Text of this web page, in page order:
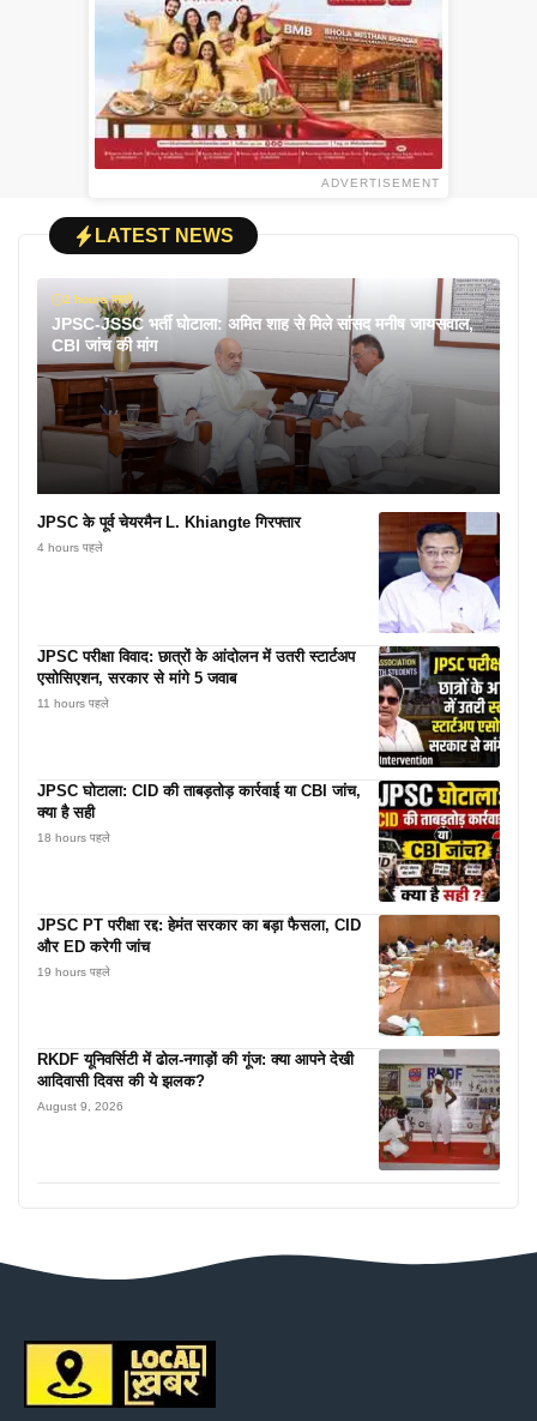
ADVERTISEMENT
LATEST NEWS
2 hours पहले
JPSC-JSSC भर्ती घोटाला: अमित शाह से मिले सांसद मनीष जायसवाल,
CBI जांच की मांग
JPSC के पूर्व चेयरमैन L. Khiangte गिरफ्तार
4 hours पहले
JPSC परीक्षा विवाद: छात्रों के आंदोलन में उतरी स्टार्टअप
एसोसिएशन, सरकार से मांगे 5 जवाब
11 hours पहले
JPSC घोटाला: CID की ताबड़तोड़ कार्रवाई या CBI जांच,
क्या है सही
18 hours पहले
JPSC PT परीक्षा रद्द: हेमंत सरकार का बड़ा फैसला, CID
और ED करेगी जांच
19 hours पहले
RKDF यूनिवर्सिटी में ढोल-नगाड़ों की गूंज: क्या आपने देखी
आदिवासी दिवस की ये झलक?
August 9, 2026